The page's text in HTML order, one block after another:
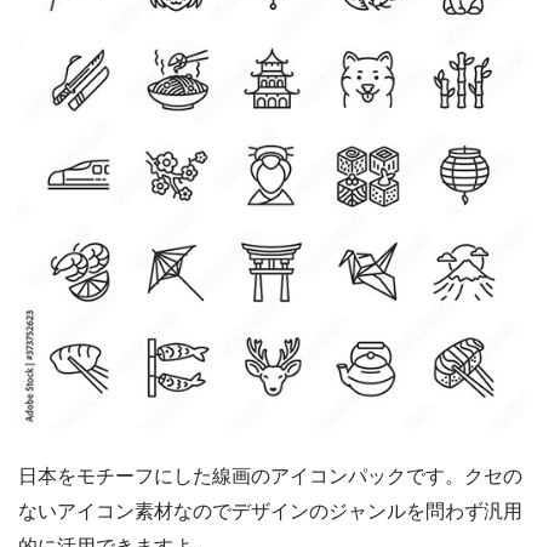
日本をモチーフにした線画のアイコンパックです。クセの
ないアイコン素材なのでデザインのジャンルを問わず汎用